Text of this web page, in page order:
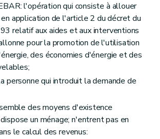
l'opération qui consiste à allouer
application de l'article 2 du décret du
relatif aux aides et aux interventions
pour la promotion de l'utilisation
des économies d'énergie et des
personne qui introduit la demande de
des moyens d'existence
un ménage; n'entrent pas en
le calcul des revenus: